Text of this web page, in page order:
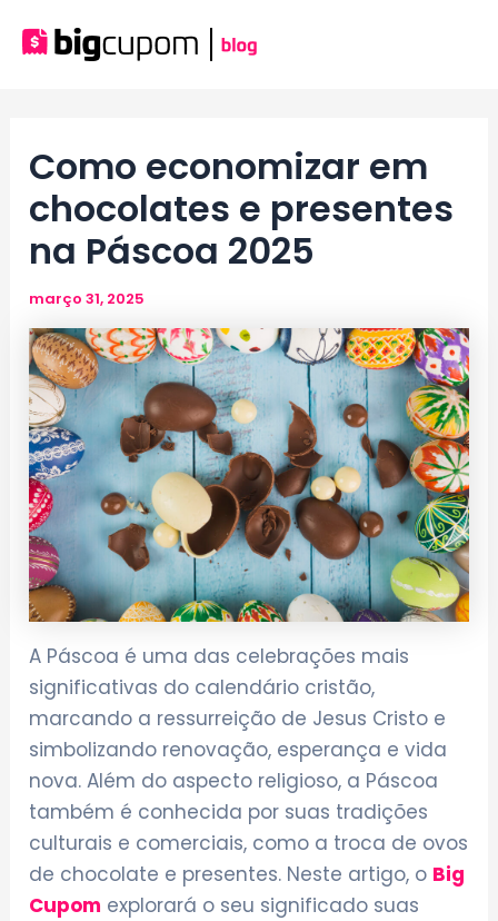
para
Como economizar em
chocolates e presentes
na Páscoa 2025
março 31, 2025
A Páscoa é uma das celebrações mais
significativas do calendário cristão,
marcando a ressurreição de Jesus Cristo e
simbolizando renovação, esperança e vida
nova. Além do aspecto religioso, a Páscoa
também é conhecida por suas tradições
culturais e comerciais, como a troca de ovos
de chocolate e presentes. Neste artigo, o Big
Cupom explorará o seu significado suas